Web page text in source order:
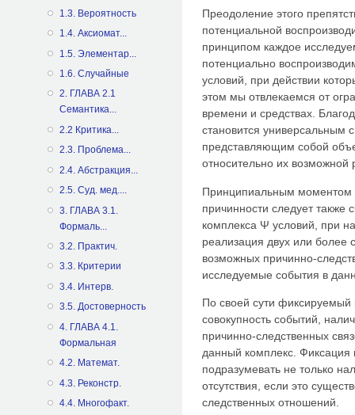
1.3. Вероятность
1.4. Аксиомат...
1.5. Элементар...
1.6. Случайные
2. ГЛАВА 2.1
Семантика...
2.2 Критика...
2.3. Проблема...
2.4. Абстракция...
2.5. Суд. мед....
3. ГЛАВА 3.1.
Формаль...
3.2. Практич.
3.3. Критерии
3.4. Интерв.
3.5. Достоверность
4. ГЛАВА 4.1.
Формальная
4.2. Математ.
4.3. Реконстр.
4.4. Многофакт.
Преодоление этого
потенциальной
принципом каждое
потенциально
условий, при действии
этом мы отвлекаемся от
времени и средствах.
становится
представляющим собой
относительно их возможной
Принципиальным моментом
причинности следует также
комплекса Ψ условий, при
реализация двух или более
возможных причинно-
исследуемые события в
По своей сути фиксируемый
совокупность событий,
причинно-следственных
данный комплекс.
подразумевать не только
отсутствия, если это
следственных отношений.